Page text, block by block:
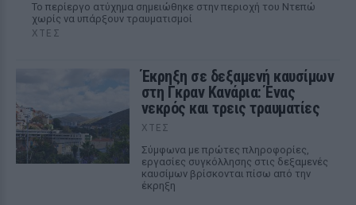
Το περίεργο ατύχημα σημειώθηκε στην περιοχή του Ντεπώ
χωρίς να υπάρξουν τραυματισμοί
ΧΤΕΣ
Έκρηξη σε δεξαμενή καυσίμων
στη Γκραν Κανάρια: Ένας
νεκρός και τρεις τραυματίες
ΧΤΕΣ
Σύμφωνα με πρώτες πληροφορίες,
εργασίες συγκόλλησης στις δεξαμενές
καυσίμων βρίσκονται πίσω από την
έκρηξη